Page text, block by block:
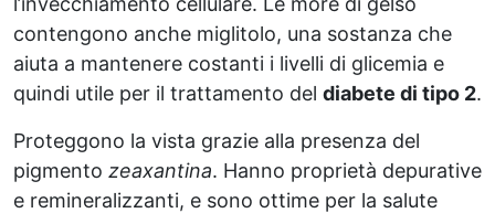
contengono anche miglitolo, una sostanza che
aiuta a mantenere costanti i livelli di glicemia e
quindi utile per il trattamento del diabete di tipo 2.
Proteggono la vista grazie alla presenza del
pigmento zeaxantina. Hanno proprietà depurative
e remineralizzanti, e sono ottime per la salute